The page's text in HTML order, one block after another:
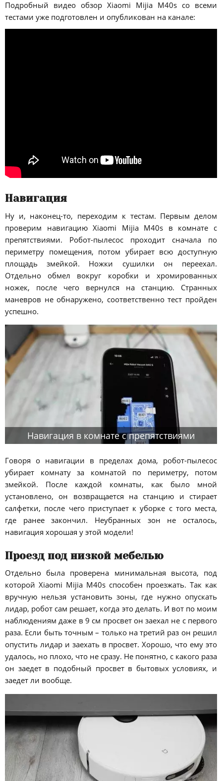
Подробный видео обзор Xiaomi Mijia M40s со всеми
тестами уже подготовлен и опубликован на канале:
Навигация
Ну и, наконец-то, переходим к тестам. Первым делом
проверим навигацию Xiaomi Mijia M40s в комнате с
препятствиями. Робот-пылесос проходит сначала по
периметру помещения, потом убирает всю доступную
площадь змейкой. Ножки сушилки он переехал.
Отдельно обмел вокруг коробки и хромированных
ножек, после чего вернулся на станцию. Странных
маневров не обнаружено, соответственно тест пройден
успешно.
Навигация в комнате с препятствиями
Говоря о навигации в пределах дома, робот-пылесос
убирает комнату за комнатой по периметру, потом
змейкой. После каждой комнаты, как было мной
установлено, он возвращается на станцию и стирает
салфетки, после чего приступает к уборке с того места,
где ранее закончил. Неубранных зон не осталось,
навигация хорошая у этой модели!
Проезд под низкой мебелью
Отдельно была проверена минимальная высота, под
которой Xiaomi Mijia M40s способен проезжать. Так как
вручную нельзя установить зоны, где нужно опускать
лидар, робот сам решает, когда это делать. И вот по моим
наблюдениям даже в 9 см просвет он заехал не с первого
раза. Если быть точным – только на третий раз он решил
опустить лидар и заехать в просвет. Хорошо, что ему это
удалось, но плохо, что не сразу. Не понятно, с какого раза
он заедет в подобный просвет в бытовых условиях, и
заедет ли вообще.